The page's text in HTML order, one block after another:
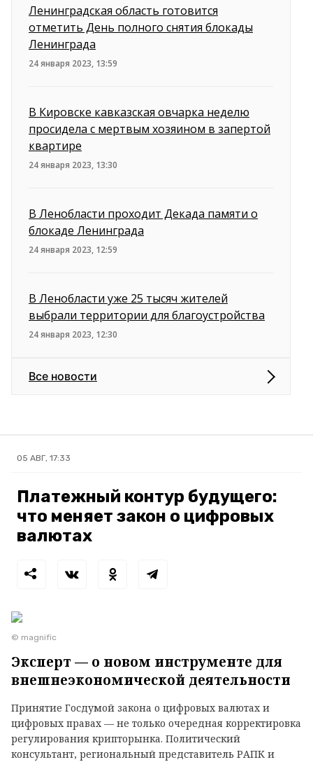
Ленинградская область готовится
отметить День полного снятия блокады
Ленинграда
24 января 2023, 13:59
В Кировске кавказская овчарка неделю
просидела с мертвым хозяином в запертой
квартире
24 января 2023, 13:30
В Ленобласти проходит Декада памяти о
блокаде Ленинграда
24 января 2023, 12:59
В Ленобласти уже 25 тысяч жителей
выбрали территории для благоустройства
24 января 2023, 12:30
Все новости
05 АВГ, 17:33
Платежный контур будущего:
что меняет закон о цифровых
валютах
© magnific
Эксперт — о новом инструменте для
внешнеэкономической деятельности
Принятие Госдумой закона о цифровых валютах и
цифровых правах — не только очередная корректировка
регулирования крипторынка. Политический
консультант, региональный представитель РАПК и